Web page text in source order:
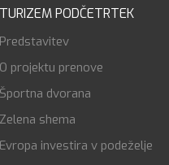
TURIZEM PODČETRTEK
Predstavitev
O projektu prenove
Športna dvorana
Zelena shema
Evropa investira v podeželje